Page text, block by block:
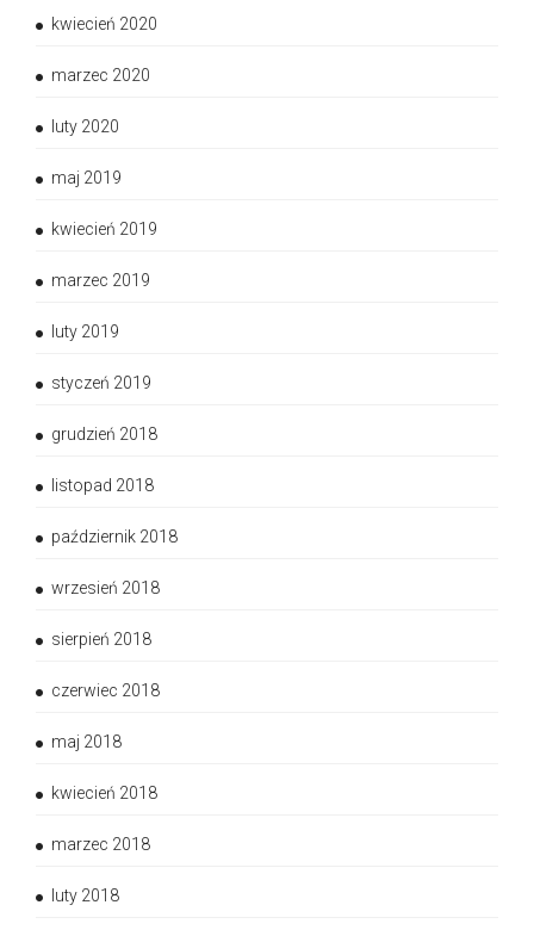
kwiecień 2020
marzec 2020
luty 2020
maj 2019
kwiecień 2019
marzec 2019
luty 2019
styczeń 2019
grudzień 2018
listopad 2018
październik 2018
wrzesień 2018
sierpień 2018
czerwiec 2018
maj 2018
kwiecień 2018
marzec 2018
luty 2018